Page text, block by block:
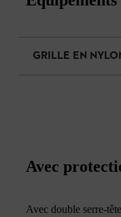
GRILLE EN
Avec
Avec double serre-